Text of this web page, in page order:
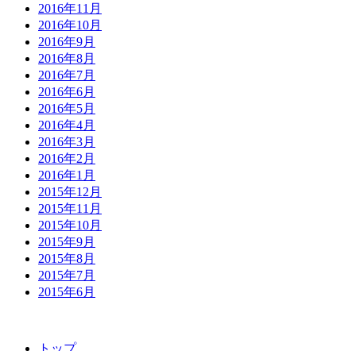
2016年11月
2016年10月
2016年9月
2016年8月
2016年7月
2016年6月
2016年5月
2016年4月
2016年3月
2016年2月
2016年1月
2015年12月
2015年11月
2015年10月
2015年9月
2015年8月
2015年7月
2015年6月
トップ